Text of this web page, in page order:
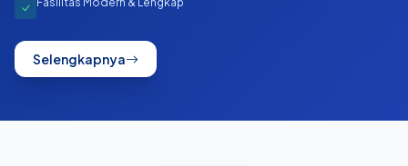
Selengkapnya